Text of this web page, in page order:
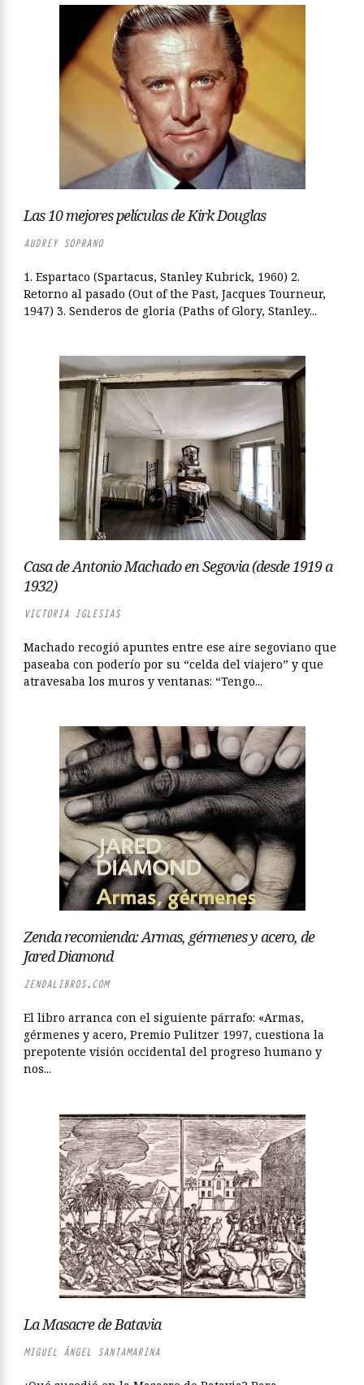
Las 10 mejores películas de Kirk Douglas
AUDREY SOPRANO
1. Espartaco (Spartacus, Stanley Kubrick, 1960) 2.
Retorno al pasado (Out of the Past, Jacques Tourneur,
1947) 3. Senderos de gloria (Paths of Glory, Stanley...
Casa de Antonio Machado en Segovia (desde 1919 a
1932)
VICTORIA IGLESIAS
Machado recogió apuntes entre ese aire segoviano que
paseaba con poderío por su “celda del viajero” y que
atravesaba los muros y ventanas: “Tengo...
Zenda recomienda: Armas, gérmenes y acero, de
Jared Diamond
ZENDALIBROS.COM
El libro arranca con el siguiente párrafo: «Armas,
gérmenes y acero, Premio Pulitzer 1997, cuestiona la
prepotente visión occidental del progreso humano y
nos...
La Masacre de Batavia
MIGUEL ÁNGEL SANTAMARINA